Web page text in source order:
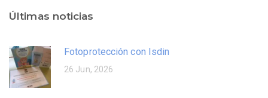
Últimas noticias
Fotoprotección con Isdin
26 Jun, 2026